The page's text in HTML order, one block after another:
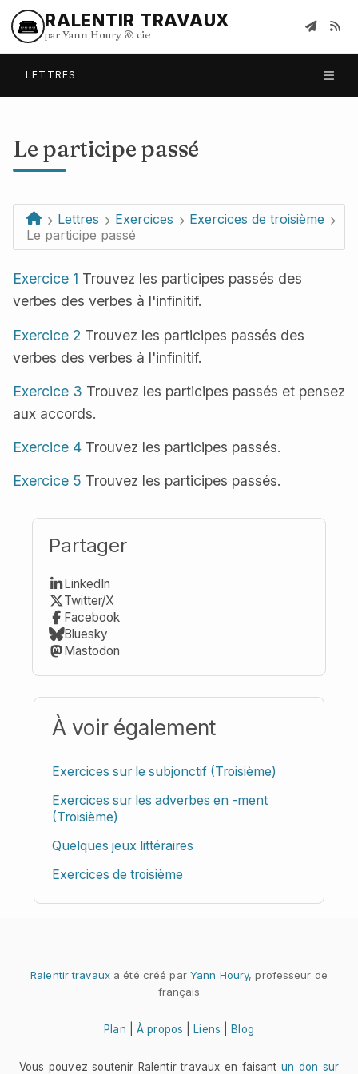
RALENTIR TRAVAUX
par Yann Houry & cie
LETTRES
Le participe passé
Lettres Exercices
Exercices de troisième
Le participe passé
Exercice 1 Trouvez les participes passés des
verbes des verbes à l'infinitif.
Exercice 2 Trouvez les participes passés des
verbes des verbes à l'infinitif.
Exercice 3 Trouvez les participes passés et pensez
aux accords.
Exercice 4 Trouvez les participes passés.
Exercice 5 Trouvez les participes passés.
Partager
LinkedIn
Twitter/X
Facebook
Bluesky
Mastodon
À voir également
Exercices sur le subjonctif (Troisième)
Exercices sur les adverbes en -ment
(Troisième)
Quelques jeux littéraires
Exercices de troisième
Ralentir travauxa été créé par Yann Houry, professeur de
français
Plan |À propos Liens Blog
Vous pouvez soutenir Ralentir travaux en faisant un don sur